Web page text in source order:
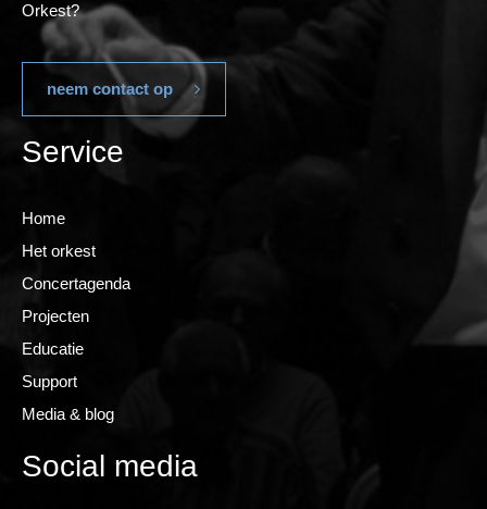
Orkest?
neem contact op
Service
Home
Het orkest
Concertagenda
Projecten
Educatie
Support
Media & blog
Social media